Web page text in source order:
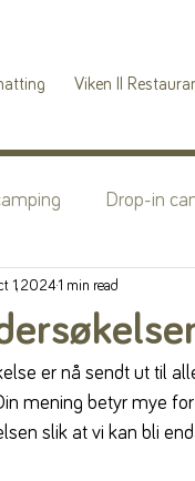
Viken II
Drop-in
1, 2024 1 min read
er nå sendt ut til
mening betyr mye
slik at vi kan bli